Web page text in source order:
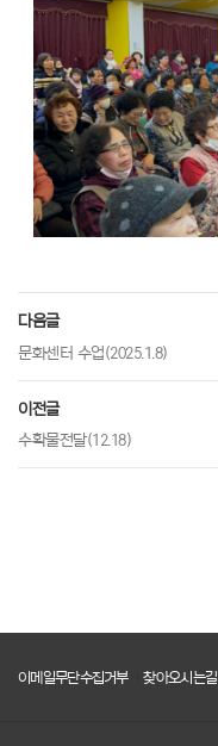
다음글
문화센터 수업(2025.1.8)
이전글
수확물전달(12.18)
이메일무단수집거부 찾아오시는길